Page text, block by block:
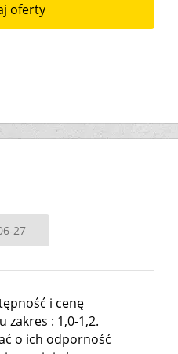
oferty
27
i cenę
: 1,0-1,2.
o ich odporność